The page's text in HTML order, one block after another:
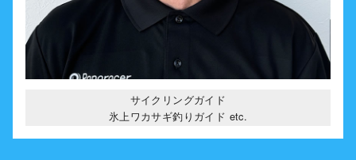
サイクリングガイド
氷上ワカサギ釣りガイド etc.